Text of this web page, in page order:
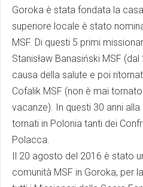
Goroka è stata fondata la
superiore locale è stato
MSF. Di questi 5 primi
Stanisław Banasiński MSF
causa della salute e poi
Cofalik MSF (non è mai
vacanze). In questi 30 anni
tornati in Polonia tanti dei
Polacca.
Il 20 agosto del 2016 è stato
comunità MSF in Goroka, per